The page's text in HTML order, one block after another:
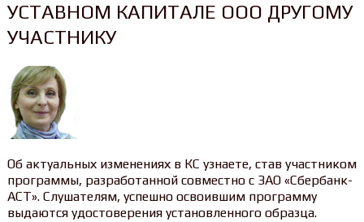
УСТАВНОМ КАПИТАЛЕ ООО ДРУГОМУ
УЧАСТНИКУ
Об актуальных изменениях в КС узнаете, став участником
программы, разработанной совместно с ЗАО «Сбербанк-
АСТ». Слушателям, успешно освоившим программу
выдаются удостоверения установленного образца.